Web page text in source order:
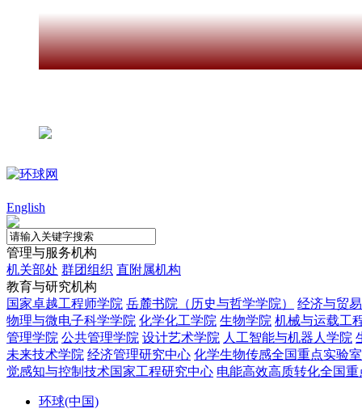
English
管理与服务机构
机关部处 群团组织 直附属机构
教育与研究机构
国家卓越工程师学院 岳麓书院（历史与哲学学院）
经济与贸
物理与微电子科学学院 化学化工学院 生物学院 机械与运载工
管理学院 公共管理学院 设计艺术学院 人工智能与机器人学院
未来技术学院 经济管理研究中心 化学生物传感全国重点实验室
觉感知与控制技术国家工程研究中心 电能高效高质转化全国
环球(中国)